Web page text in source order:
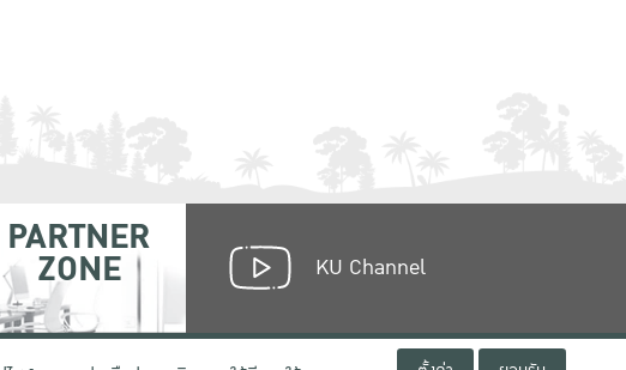
PARTNER
ZONE KU Channel